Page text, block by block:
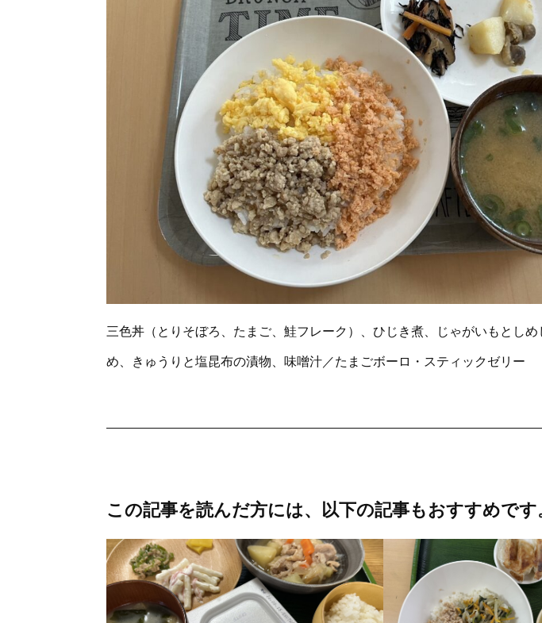
三色丼（とりそぼろ、たまご、鮭フレーク）、ひじき煮、じゃがいもとし
め、きゅうりと塩昆布の漬物、味噌汁／たまごボーロ・スティックゼリー
この記事を読んだ方には、以下の記事もおすすめです